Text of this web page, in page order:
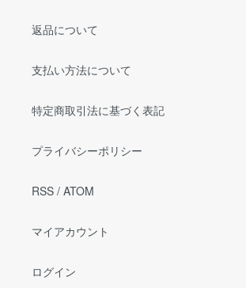
返品について
支払い方法について
特定商取引法に基づく表記
プライバシーポリシー
RSS / ATOM
マイアカウント
ログイン